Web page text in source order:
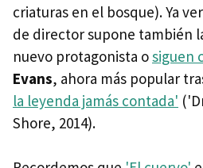
criaturas en el bosque). Ya
de director supone también
nuevo protagonista osiguen
Evans, ahora más popular
la leyenda jamás contada'
Shore, 2014).